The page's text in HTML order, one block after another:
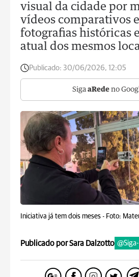
visual da cidade por
vídeos comparativos
fotografias históricas
atual dos mesmos
Publicado: 30/06/2026, 12:05
Siga aRede no
Iniciativa já tem dois meses - Foto:
Publicado por Sara Dalzotto